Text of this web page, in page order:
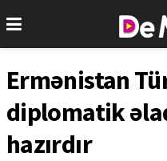
Ermənistan
diplomatik
hazırdır